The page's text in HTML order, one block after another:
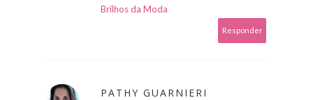
Brilhos da Moda
Responder
PATHY GUARNIERI